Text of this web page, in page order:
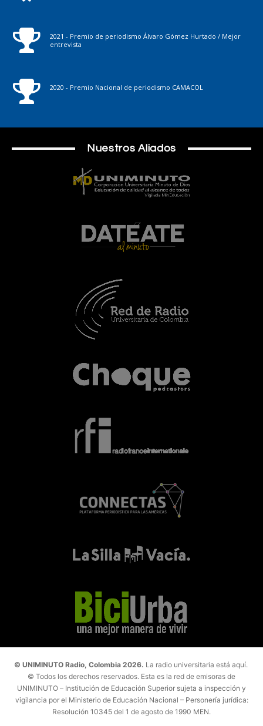
2021 - Premio de periodismo Álvaro Gómez Hurtado / Mejor
entrevista
2020 - Premio Nacional de periodismo CAMACOL
Nuestros Aliados
© UNIMINUTO Radio, Colombia 2026. La radio universitaria está aquí.
© Todos los derechos reservados. Esta es la red de emisoras de
UNIMINUTO – Institución de Educación Superior sujeta a inspección y
vigilancia por el Ministerio de Educación Nacional – Personería jurídica:
Resolución 10345 del 1 de agosto de 1990 MEN.